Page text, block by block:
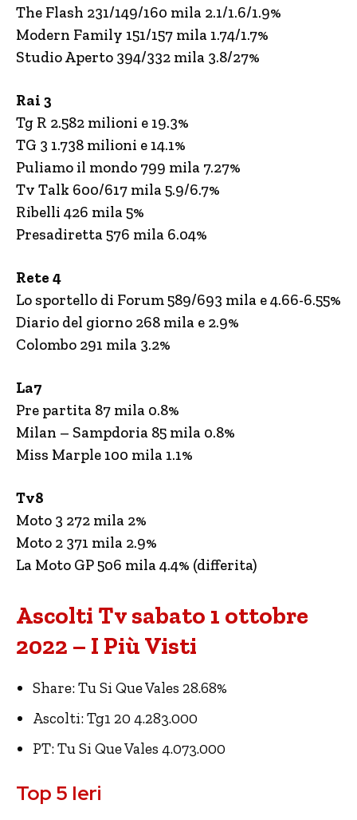
The Flash 231/149/160 mila 2.1/1.6/1.9%
Modern Family 151/157 mila 1.74/1.7%
Studio Aperto 394/332 mila 3.8/27%
Rai 3
Tg R 2.582 milioni e 19.3%
TG 3 1.738 milioni e 14.1%
Puliamo il mondo 799 mila 7.27%
Tv Talk 600/617 mila 5.9/6.7%
Ribelli 426 mila 5%
Presadiretta 576 mila 6.04%
Rete 4
Lo sportello di Forum 589/693 mila e 4.66-6.55%
Diario del giorno 268 mila e 2.9%
Colombo 291 mila 3.2%
La7
Pre partita 87 mila 0.8%
Milan – Sampdoria 85 mila 0.8%
Miss Marple 100 mila 1.1%
Tv8
Moto 3 272 mila 2%
Moto 2 371 mila 2.9%
La Moto GP 506 mila 4.4% (differita)
Ascolti Tv sabato 1 ottobre
2022 – I Più Visti
Share: Tu Si Que Vales 28.68%
Ascolti: Tg1 20 4.283.000
PT: Tu Si Que Vales 4.073.000
Top 5 Ieri